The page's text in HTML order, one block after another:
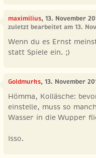
maximilius, 13. November
zuletzt bearbeitet am 13.
Wenn du es Ernst
statt Spiele ein. ;)
Goldmurks, 13. November
Hömma, Kolläsche:
einstelle, muss so
Wasser in die Wupper
Isso.